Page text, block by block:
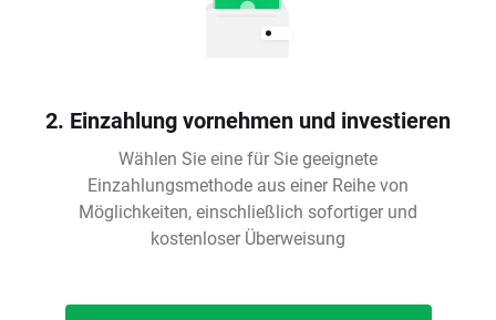
2. Einzahlung vornehmen und investieren
Wählen Sie eine für Sie geeignete
Einzahlungsmethode aus einer Reihe von
Möglichkeiten, einschließlich sofortiger und
kostenloser Überweisung